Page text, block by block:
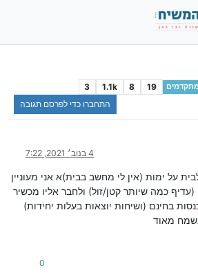
19
8
1.1k
3
התחברו כדי לפרסם תגובה
4 בנוב׳ 2021, 7:22
על ימות (אין לי מחשב בבית)א אני מעוניין
כמה שיותר קטן/זול) ולחבר אליו מכשיר
בחינם (ושיחות יוצאות בעלות יחידות)
אשמח מאוד
0